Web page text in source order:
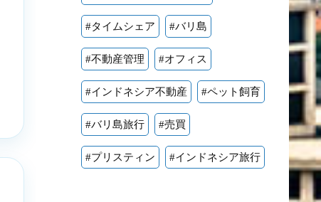
#タイムシェア #バリ島
#不動産管理 #オフィス
#インドネシア不動産 #ペット飼育
#バリ島旅行 #売買
#プリスティン #インドネシア旅行